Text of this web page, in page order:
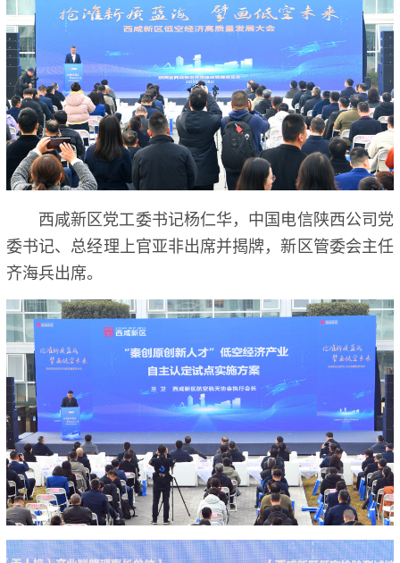
西咸新区党工委书记杨仁华，中国电信陕西公司党
委书记、总经理上官亚非出席并揭牌，新区管委会主任
齐海兵出席。